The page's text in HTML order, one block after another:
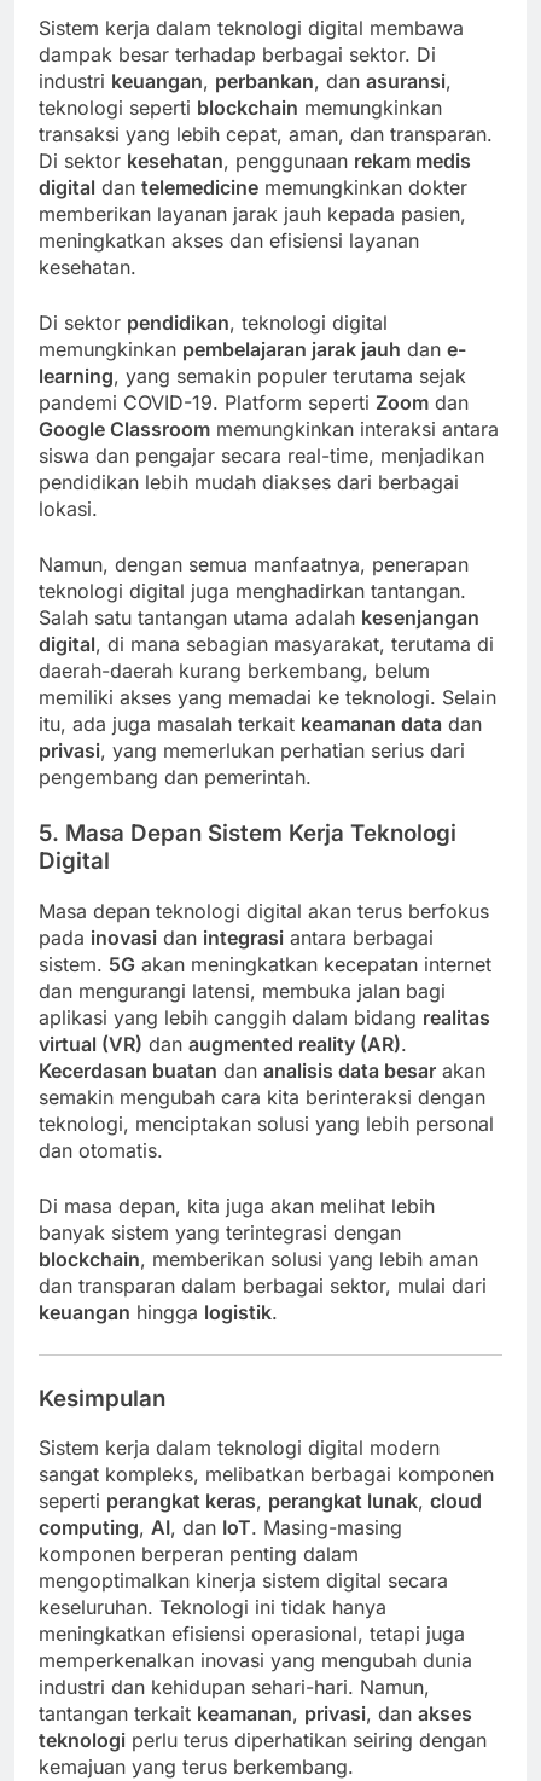
Sistem kerja dalam teknologi digital membawa
dampak besar terhadap berbagai sektor. Di
industri keuangan, perbankan, dan asuransi,
teknologi seperti blockchain memungkinkan
transaksi yang lebih cepat, aman, dan transparan.
Di sektor kesehatan, penggunaan rekam medis
digital dan telemedicine memungkinkan dokter
memberikan layanan jarak jauh kepada pasien,
meningkatkan akses dan efisiensi layanan
kesehatan.
Di sektor pendidikan, teknologi digital
memungkinkan pembelajaran jarak jauh dan e-
learning, yang semakin populer terutama sejak
pandemi COVID-19. Platform seperti Zoom dan
Google Classroom memungkinkan interaksi antara
siswa dan pengajar secara real-time, menjadikan
pendidikan lebih mudah diakses dari berbagai
lokasi.
Namun, dengan semua manfaatnya, penerapan
teknologi digital juga menghadirkan tantangan.
Salah satu tantangan utama adalah kesenjangan
digital, di mana sebagian masyarakat, terutama di
daerah-daerah kurang berkembang, belum
memiliki akses yang memadai ke teknologi. Selain
itu, ada juga masalah terkait keamanan data dan
privasi, yang memerlukan perhatian serius dari
pengembang dan pemerintah.
5. Masa Depan Sistem Kerja Teknologi
Digital
Masa depan teknologi digital akan terus berfokus
pada inovasi dan integrasi antara berbagai
sistem. 5G akan meningkatkan kecepatan internet
dan mengurangi latensi, membuka jalan bagi
aplikasi yang lebih canggih dalam bidang realitas
virtual (VR) dan augmented reality (AR).
Kecerdasan buatan dan analisis data besar akan
semakin mengubah cara kita berinteraksi dengan
teknologi, menciptakan solusi yang lebih personal
dan otomatis.
Di masa depan, kita juga akan melihat lebih
banyak sistem yang terintegrasi dengan
blockchain, memberikan solusi yang lebih aman
dan transparan dalam berbagai sektor, mulai dari
keuangan hingga logistik.
Kesimpulan
Sistem kerja dalam teknologi digital modern
sangat kompleks, melibatkan berbagai komponen
seperti perangkat keras, perangkat lunak, cloud
computing, AI, dan IoT. Masing-masing
komponen berperan penting dalam
mengoptimalkan kinerja sistem digital secara
keseluruhan. Teknologi ini tidak hanya
meningkatkan efisiensi operasional, tetapi juga
memperkenalkan inovasi yang mengubah dunia
industri dan kehidupan sehari-hari. Namun,
tantangan terkait keamanan, privasi, dan akses
teknologi perlu terus diperhatikan seiring dengan
kemajuan yang terus berkembang.